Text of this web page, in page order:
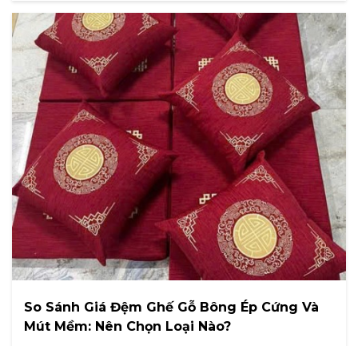
So Sánh Giá Đệm Ghế Gỗ Bông Ép Cứng Và
Mút Mềm: Nên Chọn Loại Nào?